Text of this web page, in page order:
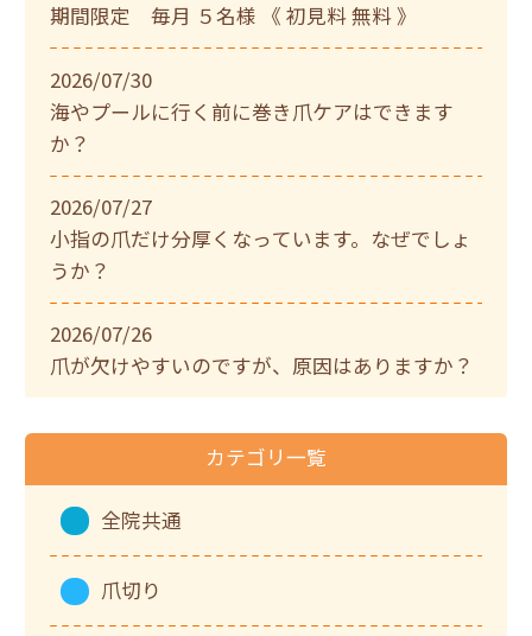
期間限定 毎月 ５名様 《 初見料 無料 》
2026/07/30
海やプールに行く前に巻き爪ケアはできます
か？
2026/07/27
小指の爪だけ分厚くなっています。なぜでしょ
うか？
2026/07/26
爪が欠けやすいのですが、原因はありますか？
カテゴリ一覧
全院共通
爪切り